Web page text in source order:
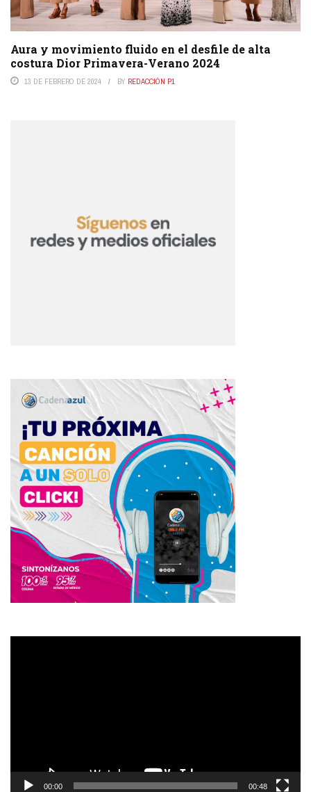
Aura y movimiento fluido en el desfile de alta
costura Dior Primavera-Verano 2024
13 DE FEBRERO DE 2024 BY REDACCIÓN P1
00:00 00:48